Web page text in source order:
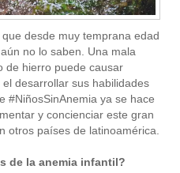
desde muy temprana edad
no lo saben. Una mala
de hierro puede causar
desarrollar sus habilidades
#NiñosSinAnemia ya se hace
y concienciar este gran
otros países de latinoamérica.
de la anemia infantil?